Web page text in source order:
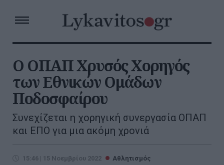
Ο OΠΑΠ Χρυσός Χορηγός
των Εθνικών Ομάδων
Ποδοσφαίρου
Συνεχίζεται η χορηγική συνεργασία ΟΠΑΠ
και ΕΠΟ για μια ακόμη χρονιά
15:46 | 15 Νοεμβρίου 2022
Αθλητισμός